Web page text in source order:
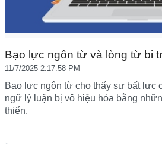
Bạo lực ngôn từ và lòng từ bi
11/7/2025 2:17:58 PM
Bạo lực ngôn từ cho thấy sự bất lực
ngữ lý luận bị vô hiệu hóa bằng
thiển.